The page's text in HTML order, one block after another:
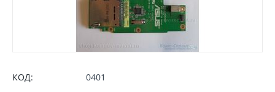
КОД: 0401